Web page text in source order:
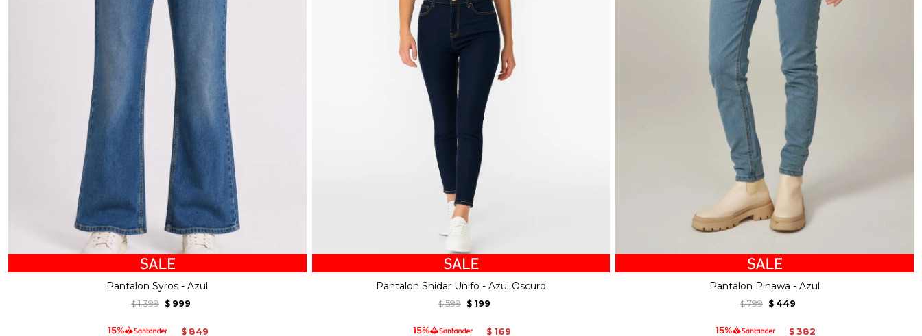
Pantalon Syros - Azul
$ 1.399 $ 999
$ 849
Pantalon Shidar Unifo - Azul Oscuro
$ 599 $ 199
$ 169
Pantalon Pinawa - Azul
$ 799 $ 449
$ 382